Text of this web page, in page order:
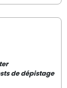
de dépistage